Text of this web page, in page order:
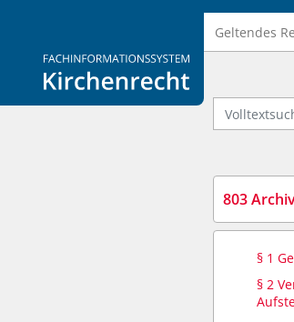
Logo Fachinformationssystem
Geltendes
803
§ 1
§ 2